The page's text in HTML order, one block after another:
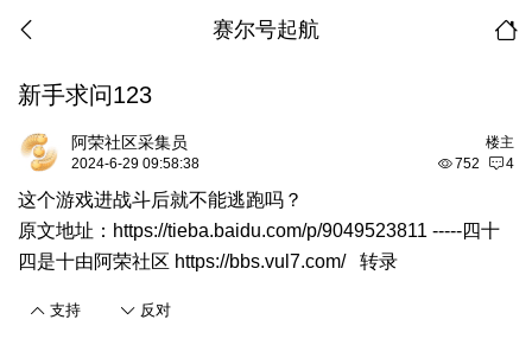
赛尔号起航
新手求问123
楼主
阿荣社区采集员
752 4
2024-6-29 09:58:38
这个游戏进战斗后就不能逃跑吗？
原文地址： https://tieba.baidu.com/p/9049523811 -----四十
四是十由阿荣社区 https://bbs.vul7.com/ 转录
支持 反对